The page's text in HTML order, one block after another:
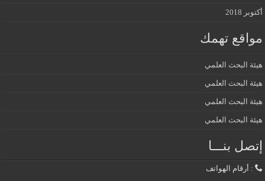
أكتوبر 2018
مواقع تهمك
هيئة البحث العلمي
هيئة البحث العلمي
هيئة البحث العلمي
هيئة البحث العلمي
إتصل بنـــا
: أرقام الهواتف